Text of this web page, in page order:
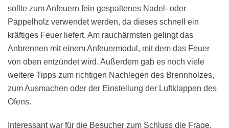
sollte zum Anfeuern fein gespaltenes Nadel- oder
Pappelholz verwendet werden, da dieses schnell ein
kräftiges Feuer liefert. Am rauchärmsten gelingt das
Anbrennen mit einem Anfeuermodul, mit dem das Feuer
von oben entzündet wird. Außerdem gab es noch viele
weitere Tipps zum richtigen Nachlegen des Brennholzes,
zum Ausmachen oder der Einstellung der Luftklappen des
Ofens.
Interessant war für die Besucher zum Schluss die Frage,